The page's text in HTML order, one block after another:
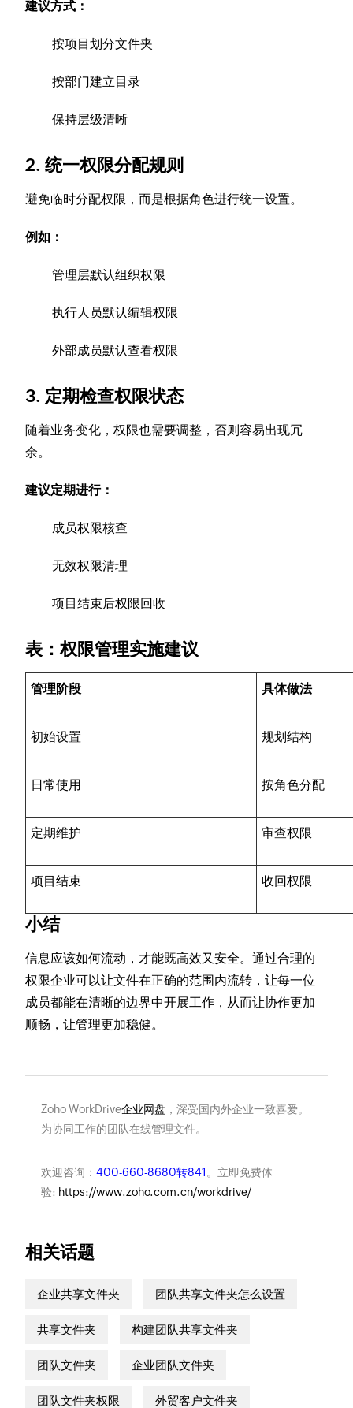
建议方式：
按项目划分文件夹
按部门建立目录
保持层级清晰
2. 统一权限分配规则
避免临时分配权限，而是根据角色进行统一设置。
例如：
管理层默认组织权限
执行人员默认编辑权限
外部成员默认查看权限
3. 定期检查权限状态
随着业务变化，权限也需要调整，否则容易出现冗
余。
建议定期进行：
成员权限核查
无效权限清理
项目结束后权限回收
表：权限管理实施建议
管理阶段 具体做法
初始设置 规划结构
日常使用 按角色分配
定期维护 审查权限
项目结束 收回权限
小结
信息应该如何流动，才能既高效又安全。通过合理的
权限企业可以让文件在正确的范围内流转，让每一位
成员都能在清晰的边界中开展工作，从而让协作更加
顺畅，让管理更加稳健。
Zoho WorkDrive企业网盘 ，深受国内外企业一致喜爱。
为协同工作的团队在线管理文件。
欢迎咨询： 400-660-8680转841 。立即免费体
验: https://www.zoho.com.cn/workdrive/
相关话题
企业共享文件夹 团队共享文件夹怎么设置
共享文件夹 构建团队共享文件夹
团队文件夹 企业团队文件夹
团队文件夹权限 外贸客户文件夹